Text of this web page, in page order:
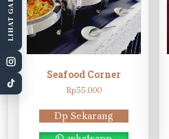
Seafood Corner
Rp55.000
Dp Sekarang
LIHAT GALERI